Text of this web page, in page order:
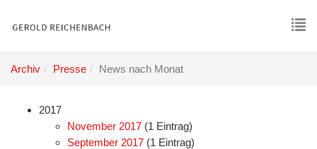
Archiv Presse News nach Monat
2017
November 2017 (1 Eintrag)
September 2017 (1 Eintrag)